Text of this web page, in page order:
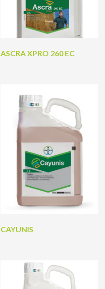
ASCRA XPRO 260 EC
CAYUNIS